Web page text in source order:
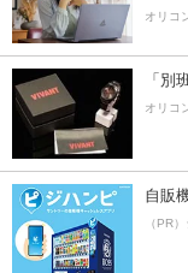
オリコ
「別
オリコ
自販
（PR